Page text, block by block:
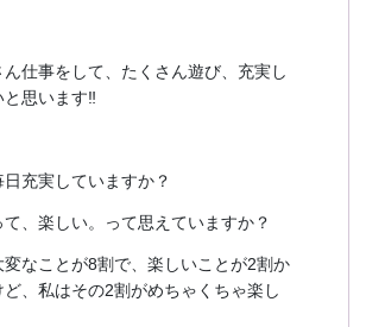
仕事をして、たくさん遊び、充実し
思います‼️
日充実していますか？
、楽しい。って思えていますか？
なことが8割で、楽しいことが2割か
ど、私はその2割がめちゃくちゃ楽し